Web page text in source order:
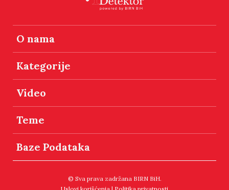
O nama
Kategorije
Video
Teme
Baze Podataka
© Sva prava zadržana BIRN BiH.